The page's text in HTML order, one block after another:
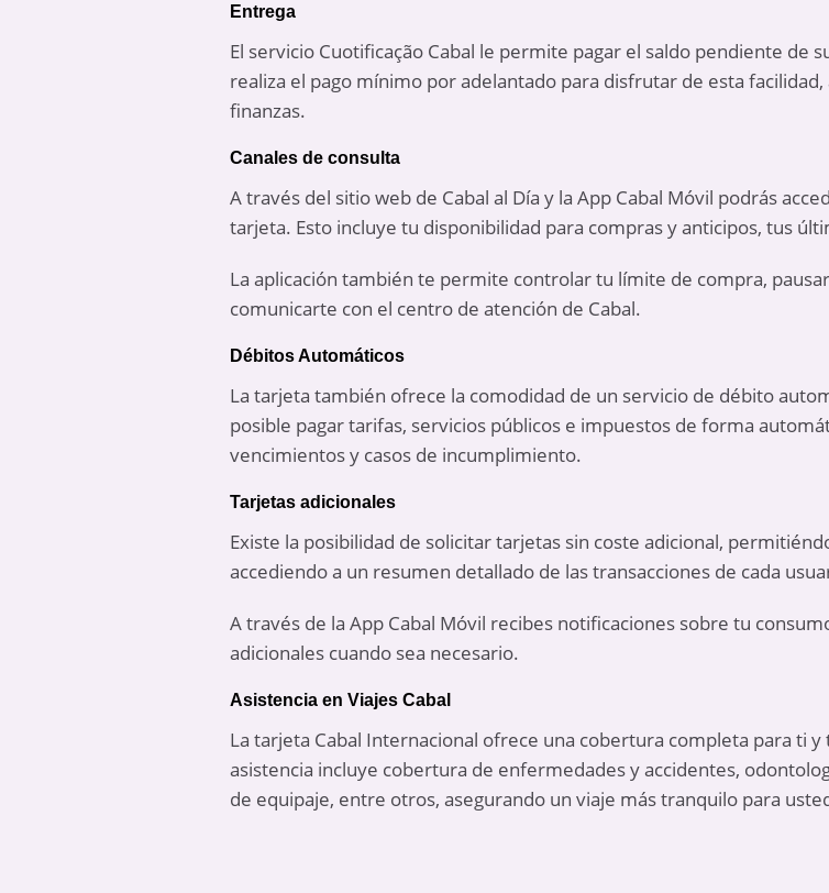
Entrega
El servicio Cuotificação Cabal le permite pagar el saldo pendiente de
realiza el pago mínimo por adelantado para disfrutar de esta
finanzas.
Canales de consulta
A través del sitio web de Cabal al Día y la App Cabal Móvil podrás
tarjeta. Esto incluye tu disponibilidad para compras y anticipos, tus
La aplicación también te permite controlar tu límite de compra,
comunicarte con el centro de atención de Cabal.
Débitos Automáticos
La tarjeta también ofrece la comodidad de un servicio de débito
posible pagar tarifas, servicios públicos e impuestos de forma
vencimientos y casos de incumplimiento.
Tarjetas adicionales
Existe la posibilidad de solicitar tarjetas sin coste adicional,
accediendo a un resumen detallado de las transacciones de cada
A través de la App Cabal Móvil recibes notificaciones sobre tu
adicionales cuando sea necesario.
Asistencia en Viajes Cabal
La tarjeta Cabal Internacional ofrece una cobertura completa para ti
asistencia incluye cobertura de enfermedades y accidentes,
de equipaje, entre otros, asegurando un viaje más tranquilo para